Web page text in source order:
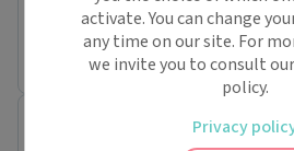
17100 Saintes
Pas de rendez-vous en ligne
Dr. Fabien BARETH
activate. You can change
any time on our site. For
we invite you to consult
policy.
Privacy